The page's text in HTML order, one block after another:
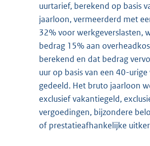
uurtarief, berekend op basis
jaarloon, vermeerderd met
32% voor werkgeverslasten,
bedrag 15% aan
berekend en dat bedrag
uur op basis van een 40-
gedeeld. Het bruto jaarloon
exclusief vakantiegeld,
vergoedingen, bijzondere
of prestatieafhankelijke